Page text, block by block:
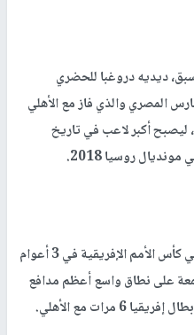
ديديه دروغبا للحضري
المصري والذي فاز مع الأهلي
ليصبح أكبر لاعب في تاريخ
كان حاضرا دائما في انتصارات مصر في كأس الأمم الإفريقية في 3 أعوام
ويعتبر جمعة على نطاق واسع أعظم مدافع
مرات مع الأهلي.